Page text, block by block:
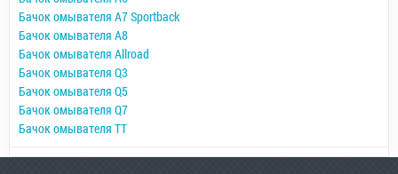
Бачок омывателя A7 Sportback
Бачок омывателя A8
Бачок омывателя Allroad
Бачок омывателя Q3
Бачок омывателя Q5
Бачок омывателя Q7
Бачок омывателя TT